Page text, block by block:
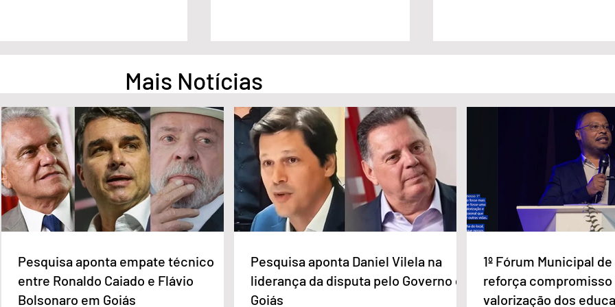
Pesquisa aponta empate
técnico entre Ronaldo Caiado
e Flávio Bolsonaro em Goiás
Pesquisa aponta Daniel Vilela
na liderança da disputa pelo
Governo de Goiás
Marido é condenado a 30 anos
por matar esposa doente a
facada em GO
Mais Notícias
Pesquisa aponta empate técnico
entre Ronaldo Caiado e Flávio
Bolsonaro em Goiás
Pesquisa aponta Daniel Vilela na
liderança da disputa pelo Governo de
Goiás
1º Fórum Municipal
reforça compromisso
valorização dos